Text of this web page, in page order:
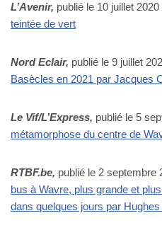
L’Avenir, publié le 10 juillet 2020
teintée de vert
Nord Eclair, publié le 9 juillet
Basècles en 2021 par Jacques
Le Vif/L’Express, publié le 5
métamorphose du centre de
RTBF.be, publié le 2 septembre
bus à Wavre, plus grande et
dans quelques jours par Hughes